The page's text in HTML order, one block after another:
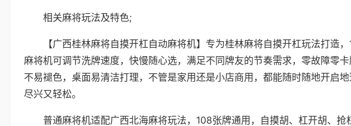
相关麻将玩法及特色;
【广西桂林麻将自摸开杠自动麻将机】专为桂林麻将自摸开杠玩法打造
麻将机可调节洗牌速度，快慢随心选，满足不同牌友的节奏需求，零故障零
不易褪色，桌面易清洁打理，不管是家用还是小店商用，都能随时随地开启
尽兴又轻松。
普通麻将机适配广西北海麻将玩法，108张牌通用，自摸胡、杠开胡、抢